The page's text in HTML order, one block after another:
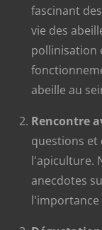
fascinant
vie des
pollinisation
abeille au
Rencontre
questions
l'apiculture.
anecdotes
l'importance